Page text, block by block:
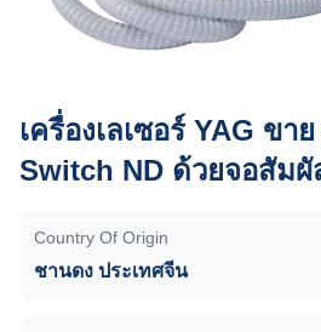
เครื่องเลเซอร์ YAG ขา
Switch ND ด้วยจอสัมผั
Country Of Origin
ชานดง ประเทศจีน